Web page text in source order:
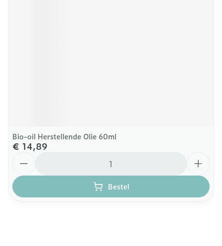
Bio-oil Herstellende Olie 60ml
€ 14,89
Bestel